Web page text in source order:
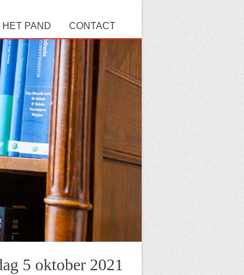
HET PAND CONTACT
5 oktober 2021